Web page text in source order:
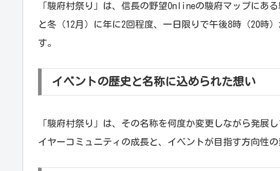
「駿府村祭り」は、信長の野望Onlineの駿府マップにあ
と冬（12月）に年に2回程度、一日限りで午後8時（20時
す。
イベントの歴史と名称に込められた想い
「駿府村祭り」は、その名称を何度か変更しながら発展
イヤーコミュニティの成長と、イベントが目指す方向性の